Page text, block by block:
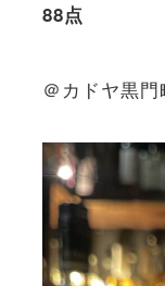
88点
＠カドヤ黒